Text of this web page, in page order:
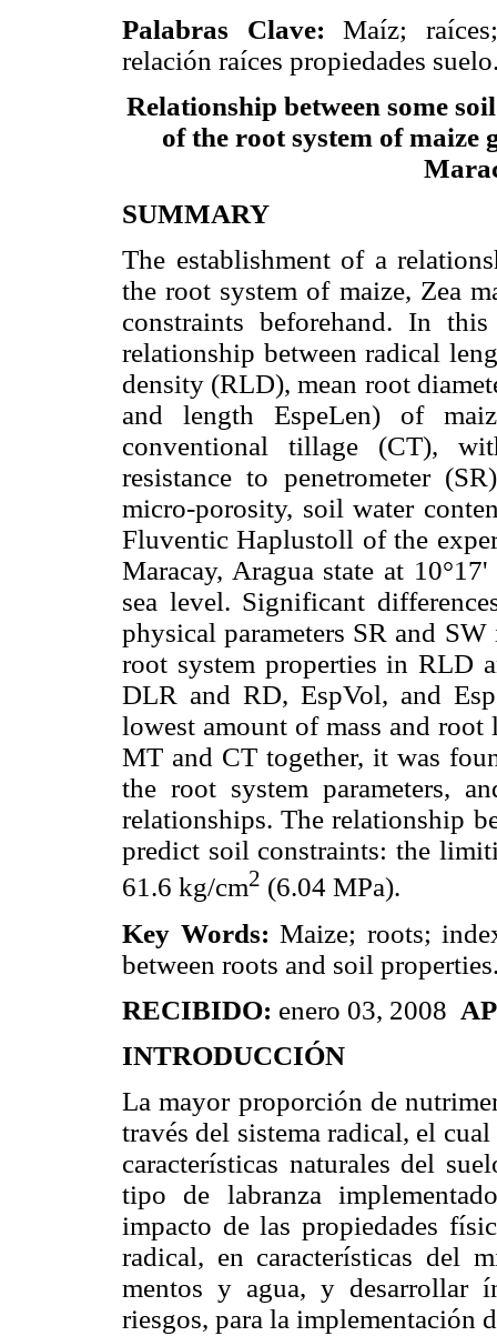
Palabras Clave: Maíz;
relación raíces propiedades
Relationship between some
of the root system of
SUMMARY
The establishment of a
the root system of maize, Zea
constraints beforehand. In
relationship between radical
density (RLD), mean root
and length EspeLen) of
conventional tillage (CT),
resistance to penetrometer
micro-porosity, soil water
Fluventic Haplustoll of the
Maracay, Aragua state at
sea level. Significant
physical parameters SR and
root system properties in RLD
DLR and RD, EspVol, and
lowest amount of mass and
MT and CT together, it was
the root system parameters,
relationships. The relationship
predict soil constraints: the
61.6 kg/cm2 (6.04 MPa).
Key Words: Maize; roots;
between roots and soil
RECIBIDO: enero 03, 2008
INTRODUCCIÓN
La mayor proporción de
través del sistema radical, el
características naturales del
tipo de labranza
impacto de las propiedades
radical, en caracte­rísticas del
mentos y agua, y desarrollar
riesgos, para la implementación